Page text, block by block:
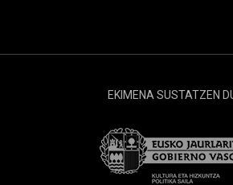
EKIMENA SUSTATZEN